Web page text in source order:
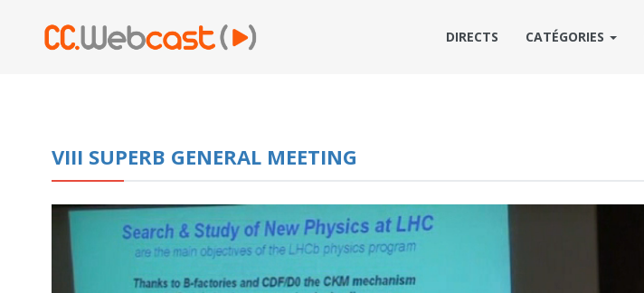
DIRECTS CATÉGORIES
VIII SUPERB GENERAL MEETING